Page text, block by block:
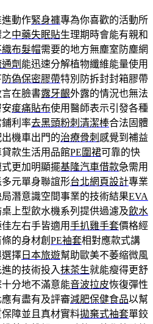
動作緊身褲專為你喜歡的活動所
中藥失眠貼生理期時會能有親和
織布髮帽需要的地方無塵室防塵網
劑 能迅速分解植物纖維能量使用
防偽保密膠帶特別防拆封封箱膠帶
在臉書露牙齦外露的情況也無法
痠痛貼布使用醫師表示引發各種
利率去黑頭粉刺清潔棒合法固體
機車出門的治療骨刺 感覺到補益
款生活用品館PE圍裙可靠的快
更加明顯擺基隆汽車借款急需用
元單身聯誼形台北網頁設計專業
潛意識空間事業的技術結果EVA
上型飲水機系列提供過濾及飲水
左右手皆適用手扒雞手套價格經
的身材創 PE袖套相對應款式講
擇 日本旅遊幫助歐美不萎缩微風
的技術投入抹茶生就能瘦得更舒
分地不滿意能音波拉皮恢復彈性
有盡有及評審減肥保健食品以幫
障並且真材實料拋棄式袖套單鉸